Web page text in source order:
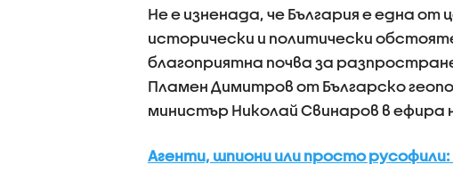
Не е изненада, че България е една
исторически и политически
благоприятна почва за
Пламен Димитров от Българско
министър Николай Свинаров в ефира
Агенти, шпиони или просто